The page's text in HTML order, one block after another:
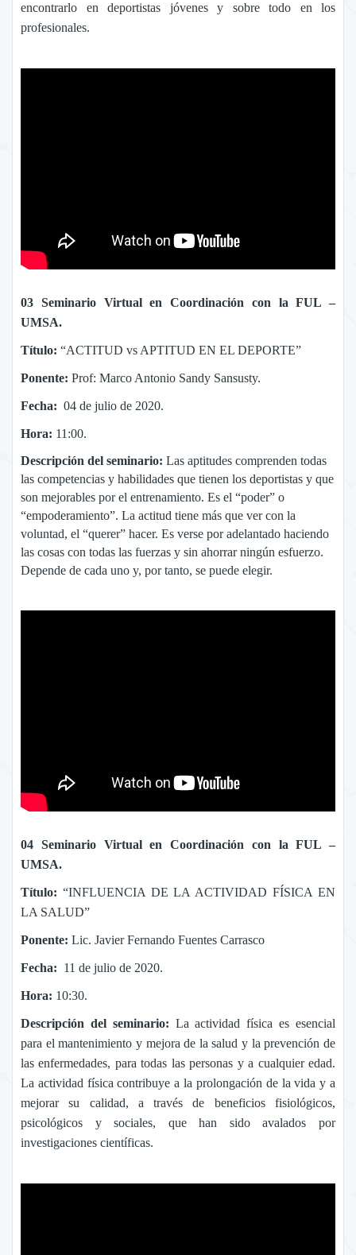
encontrarlo en deportistas jóvenes y sobre todo en los
profesionales.
03 Seminario Virtual en Coordinación con la FUL –
UMSA.
Título: “ACTITUD vs APTITUD EN EL DEPORTE”
Ponente: Prof: Marco Antonio Sandy Sansusty.
Fecha: 04 de julio de 2020.
Hora: 11:00.
Descripción del seminario: Las aptitudes comprenden todas
las competencias y habilidades que tienen los deportistas y que
son mejorables por el entrenamiento. Es el “poder” o
“empoderamiento”. La actitud tiene más que ver con la
voluntad, el “querer” hacer. Es verse por adelantado haciendo
las cosas con todas las fuerzas y sin ahorrar ningún esfuerzo.
Depende de cada uno y, por tanto, se puede elegir.
04 Seminario Virtual en Coordinación con la FUL –
UMSA.
Título: “INFLUENCIA DE LA ACTIVIDAD FÍSICA EN
LA SALUD”
Ponente: Lic. Javier Fernando Fuentes Carrasco
Fecha: 11 de julio de 2020.
Hora: 10:30.
Descripción del seminario: La actividad física es esencial
para el mantenimiento y mejora de la salud y la prevención de
las enfermedades, para todas las personas y a cualquier edad.
La actividad física contribuye a la prolongación de la vida y a
mejorar su calidad, a través de beneficios fisiológicos,
psicológicos y sociales, que han sido avalados por
investigaciones científicas.